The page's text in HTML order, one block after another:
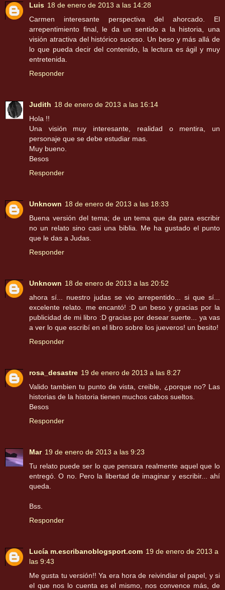
Luis 18 de enero de 2013 a las 14:28
Carmen interesante perspectiva del ahorcado. El
arrepentimiento final, le da un sentido a la historia, una
visión atractiva del histórico suceso. Un beso y más allá de
lo que pueda decir del contenido, la lectura es ágil y muy
entretenida.
Responder
Judith 18 de enero de 2013 a las 16:14
Hola !!
Una visión muy interesante, realidad o mentira, un
personaje que se debe estudiar mas.
Muy bueno.
Besos
Responder
Unknown 18 de enero de 2013 a las 18:33
Buena versión del tema; de un tema que da para escribir
no un relato sino casi una biblia. Me ha gustado el punto
que le das a Judas.
Responder
Unknown 18 de enero de 2013 a las 20:52
ahora sí... nuestro judas se vio arrepentido... si que sí...
excelente relato. me encantó! :D un beso y gracias por la
publicidad de mi libro :D gracias por desear suerte... ya vas
a ver lo que escribí en el libro sobre los jueveros! un besito!
Responder
rosa_desastre 19 de enero de 2013 a las 8:27
Valido tambien tu punto de vista, creible, ¿porque no? Las
historias de la historia tienen muchos cabos sueltos.
Besos
Responder
Mar 19 de enero de 2013 a las 9:23
Tu relato puede ser lo que pensara realmente aquel que lo
entregó. O no. Pero la libertad de imaginar y escribir... ahí
queda.
Bss.
Responder
Lucía m.escribanoblogsport.com 19 de enero de 2013 a
las 9:43
Me gusta tu versión!! Ya era hora de reivindiar el papel, y si
el que nos lo cuenta es el mismo, nos convence más, de